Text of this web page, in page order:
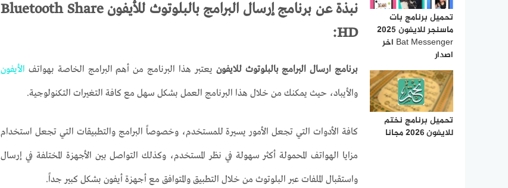
نبذة عن برنامج إرسال البرامج بالبلوتوث للأيفونBluetooth Share
HD
:
برنامج ارسال البرامج بالبلوتوث للايفون يعتبر هذا البرنامج من أهم البرامج الخاصة بهواتف الأيفون
والأيباد، حيث يمكنك من خلال هذا البرنامج العمل بشكل سهل مع كافة التغيرات التكنولوجية.
كافة الأدوات التي تجعل الأمور يسيرة للمستخدم، وخصوصاً البرامج والتطبيقات التي تجعل استخدام
مزايا الهواتف المحمولة أكثر سهولة في نظر المستخدم، وكذلك التواصل بين الأجهزة المختلفة في إرسال
واستقبال الملفات عبر البلوتوث من خلال التطبيق والمتوافق مع أجهزة أيفون بشكل كبير جداً.
تحميل برنامج بات
ماسنجر للايفون 2025
Bat Messenger‏ اخر
اصدار
تحميل برنامج نختم
للايفون 2026 مجانا